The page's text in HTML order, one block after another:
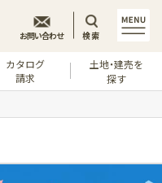
カタログ
請求
土地・建売を
探す
お問い合わせ 検索